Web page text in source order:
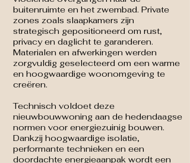
buitenruimte en het zwembad. Private
zones zoals slaapkamers zijn
strategisch gepositioneerd om rust,
privacy en daglicht te garanderen.
Materialen en afwerkingen werden
zorgvuldig geselecteerd om een warme
en hoogwaardige woonomgeving te
creëren.
Technisch voldoet deze
nieuwbouwwoning aan de hedendaagse
normen voor energiezuinig bouwen.
Dankzij hoogwaardige isolatie,
performante technieken en een
doordachte energieaanpak wordt een